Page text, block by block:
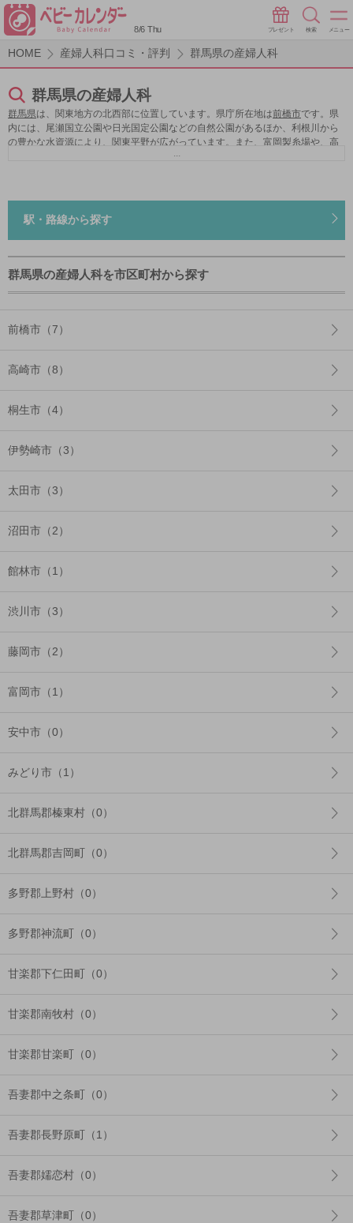
8/6 Thu プレゼント 検索 メニュー
HOME 産婦人科口コミ・評判 群馬県の産婦人科
群馬県の産婦人科
群馬県は、関東地方の北西部に位置しています。県庁所在地は前橋市です。県
内には、尾瀬国立公園や日光国定公園などの自然公園があるほか、利根川から
の豊かな水資源により、関東平野が広がっています。また、富岡製糸場や、高
崎百衣大観音、吾妻渓谷、片岡鶴太郎美術館などの観光名所もあり、多数の観
実、子育てに関する相談窓口の設置など、様々な取り組みがなされています。
産婦人科は、清潔で広々とした個室が完備されている病院や、マタニィティー
ヨガやマタニティービクスなどの教室が受講できるクリニックなどそれぞれい
ろんな特徴がありますので、より自分の理想に近い産婦人科選びが可能です。
...
駅・路線から探す
群馬県の産婦人科を市区町村から探す
前橋市（7）
高崎市（8）
桐生市（4）
伊勢崎市（3）
太田市（3）
沼田市（2）
館林市（1）
渋川市（3）
藤岡市（2）
富岡市（1）
安中市（0）
みどり市（1）
北群馬郡榛東村（0）
北群馬郡吉岡町（0）
多野郡上野村（0）
多野郡神流町（0）
甘楽郡下仁田町（0）
甘楽郡南牧村（0）
甘楽郡甘楽町（0）
吾妻郡中之条町（0）
吾妻郡長野原町（1）
吾妻郡嬬恋村（0）
吾妻郡草津町（0）